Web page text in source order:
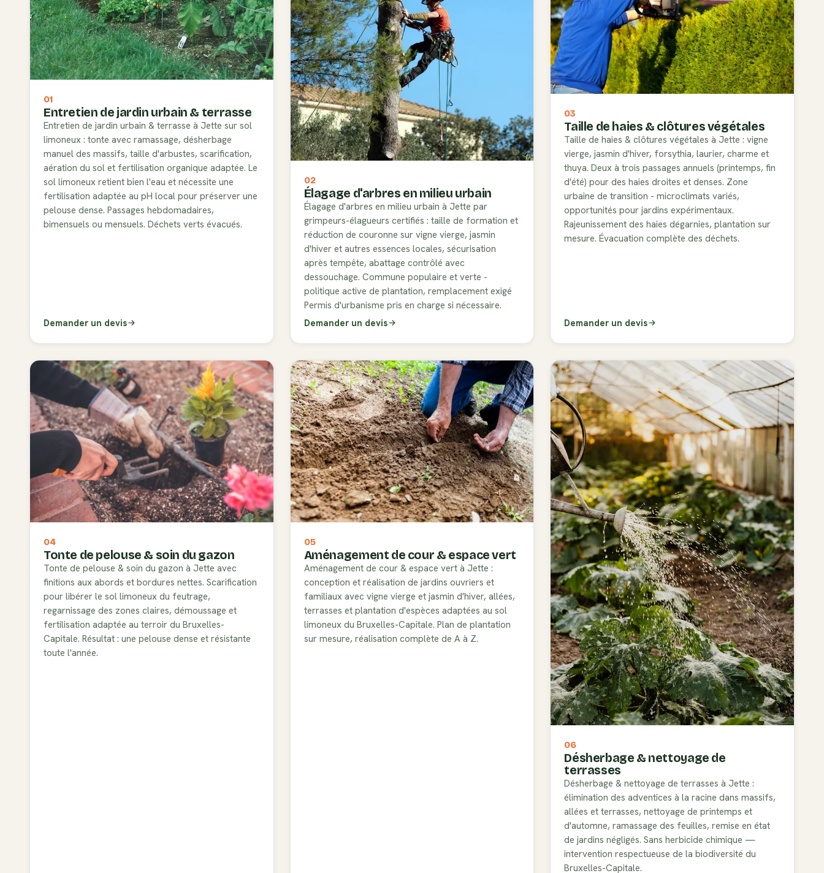
01
Entretien de jardin urbain & terrasse
Entretien de jardin urbain & terrasse à Jette sur sol
limoneux : tonte avec ramassage, désherbage
manuel des massifs, taille d'arbustes, scarification,
aération du sol et fertilisation organique adaptée. Le
sol limoneux retient bien l'eau et nécessite une
fertilisation adaptée au pH local pour préserver une
pelouse dense. Passages hebdomadaires,
bimensuels ou mensuels. Déchets verts évacués.
Demander un devis
02
Élagage d'arbres en milieu urbain
Élagage d'arbres en milieu urbain à Jette par
grimpeurs-élagueurs certifiés : taille de formation et
réduction de couronne sur vigne vierge, jasmin
d'hiver et autres essences locales, sécurisation
après tempête, abattage contrôlé avec
dessouchage. Commune populaire et verte -
politique active de plantation, remplacement exigé
Permis d'urbanisme pris en charge si nécessaire.
Demander un devis
03
Taille de haies & clôtures végétales
Taille de haies & clôtures végétales à Jette : vigne
vierge, jasmin d'hiver, forsythia, laurier, charme et
thuya. Deux à trois passages annuels (printemps, fin
d'été) pour des haies droites et denses. Zone
urbaine de transition - microclimats variés,
opportunités pour jardins expérimentaux.
Rajeunissement des haies dégarnies, plantation sur
mesure. Évacuation complète des déchets.
Demander un devis
04
Tonte de pelouse & soin du gazon
Tonte de pelouse & soin du gazon à Jette avec
finitions aux abords et bordures nettes. Scarification
pour libérer le sol limoneux du feutrage,
regarnissage des zones claires, démoussage et
fertilisation adaptée au terroir du Bruxelles-
Capitale. Résultat : une pelouse dense et résistante
toute l'année.
05
Aménagement de cour & espace vert
Aménagement de cour & espace vert à Jette :
conception et réalisation de jardins ouvriers et
familiaux avec vigne vierge et jasmin d'hiver, allées,
terrasses et plantation d'espèces adaptées au sol
limoneux du Bruxelles-Capitale. Plan de plantation
sur mesure, réalisation complète de A à Z.
06
Désherbage & nettoyage de
terrasses
Désherbage & nettoyage de terrasses à Jette :
élimination des adventices à la racine dans massifs,
allées et terrasses, nettoyage de printemps et
d'automne, ramassage des feuilles, remise en état
de jardins négligés. Sans herbicide chimique —
intervention respectueuse de la biodiversité du
Bruxelles-Capitale.